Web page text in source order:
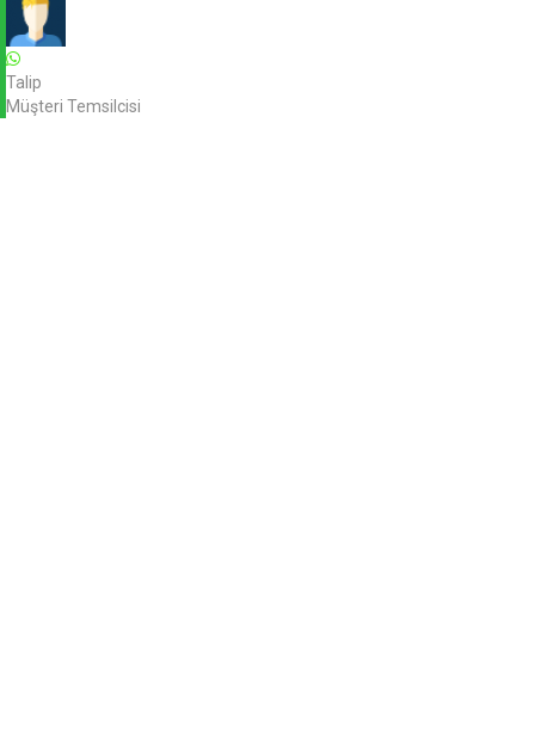
Talip
Müşteri Temsilcisi